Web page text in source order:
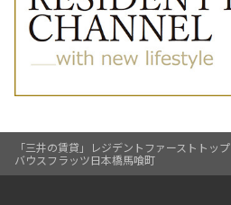
「三井の賃貸」レジデントファーストトップ
バウスフラッツ日本橋馬喰町